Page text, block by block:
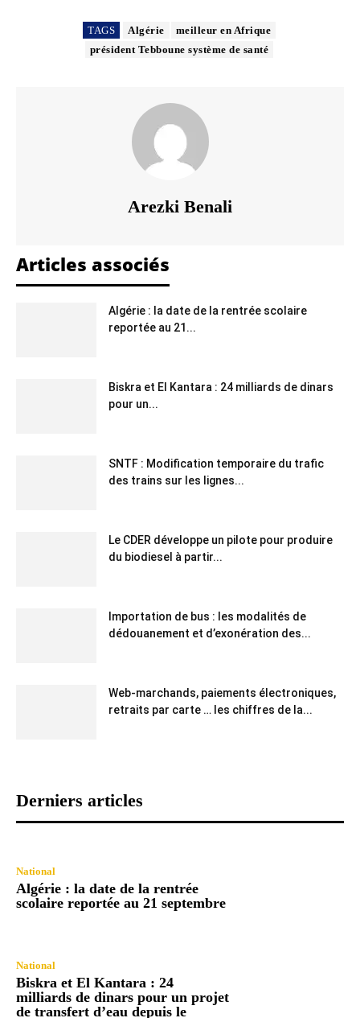
TAGS Algérie
meilleur en Afrique
président Tebboune système de santé
Arezki Benali
Articles associés
Algérie : la date de la rentrée scolaire
reportée au 21...
Biskra et El Kantara : 24 milliards de dinars
pour un...
SNTF : Modification temporaire du trafic
des trains sur les lignes...
Le CDER développe un pilote pour produire
du biodiesel à partir...
Importation de bus : les modalités de
dédouanement et d’exonération des...
Web-marchands, paiements électroniques,
retraits par carte … les chiffres de la...
Derniers articles
National
Algérie : la date de la rentrée
scolaire reportée au 21 septembre
National
Biskra et El Kantara : 24
milliards de dinars pour un projet
de transfert d’eau depuis le